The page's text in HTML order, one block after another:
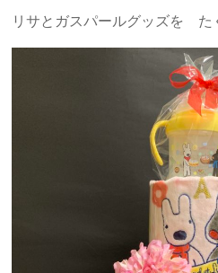
リサとガスパールグッズを た